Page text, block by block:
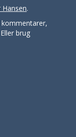
Hansen.
brug